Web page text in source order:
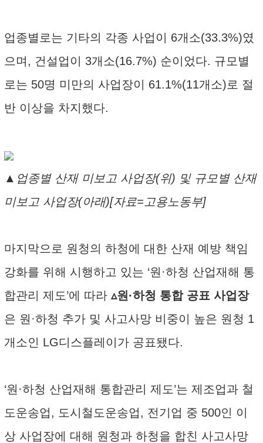
업종별로는 기타의 각종 사업이 6개소(33.3%)였
으며, 건설업이 3개소(16.7%) 순이었다. 규모별
로는 50명 미만의 사업장이 61.1%(11개소)로 절
반 이상을 차지했다.
▲업종별 산재 미보고 사업장(위) 및 규모별 산재
미보고 사업장(아래)[자료=고용노동부]
마지막으로 원청의 하청에 대한 산재 예방 책임
강화를 위해 시행하고 있는 ‘원·하청 산업재해 통
합관리 제도’에 따라 ▵원·하청 통합 공표 사업장
은 원·하청 추가 및 사고사망 비중이 높은 원청 1
개소인 LG디스플레이가 공표됐다.
‘원·하청 산업재해 통합관리 제도’는 제조업과 철
도운송업, 도시철도운송업, 전기업 중 500인 이
상 사업장에 대해 원청과 하청을 합친 사고사망